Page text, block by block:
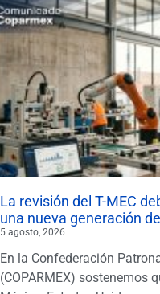
La revisión del T-MEC
una nueva generación
5 agosto, 2026
En la Confederación
(COPARMEX) sostenemos